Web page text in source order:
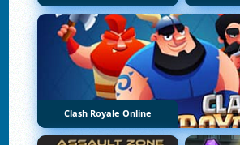
Clash Royale Online